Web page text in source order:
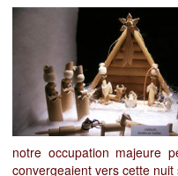
notre occupation majeure
convergeaient vers cette